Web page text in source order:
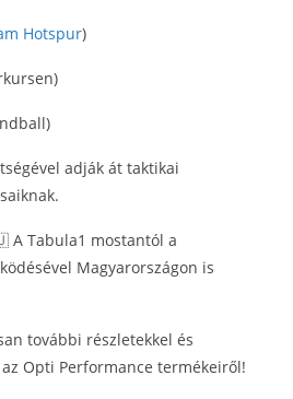
Hotspur)
adják át taktikai
A Tabula1 mostantól a
Magyarországon is
további részletekkel és
Opti Performance termékeiről!